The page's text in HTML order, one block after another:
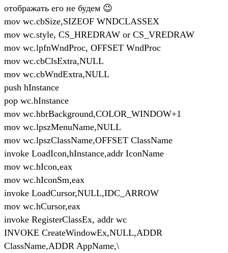
отображать его не будем 😉
mov wc.cbSize,SIZEOF WNDCLASSEX
mov wc.style, CS_HREDRAW or CS_VREDRAW
mov wc.lpfnWndProc, OFFSET WndProc
mov wc.cbClsExtra,NULL
mov wc.cbWndExtra,NULL
push hInstance
pop wc.hInstance
mov wc.hbrBackground,COLOR_WINDOW+1
mov wc.lpszMenuName,NULL
mov wc.lpszClassName,OFFSET ClassName
invoke LoadIcon,hInstance,addr IconName
mov wc.hIcon,eax
mov wc.hIconSm,eax
invoke LoadCursor,NULL,IDC_ARROW
mov wc.hCursor,eax
invoke RegisterClassEx, addr wc
INVOKE CreateWindowEx,NULL,ADDR
ClassName,ADDR AppName,\